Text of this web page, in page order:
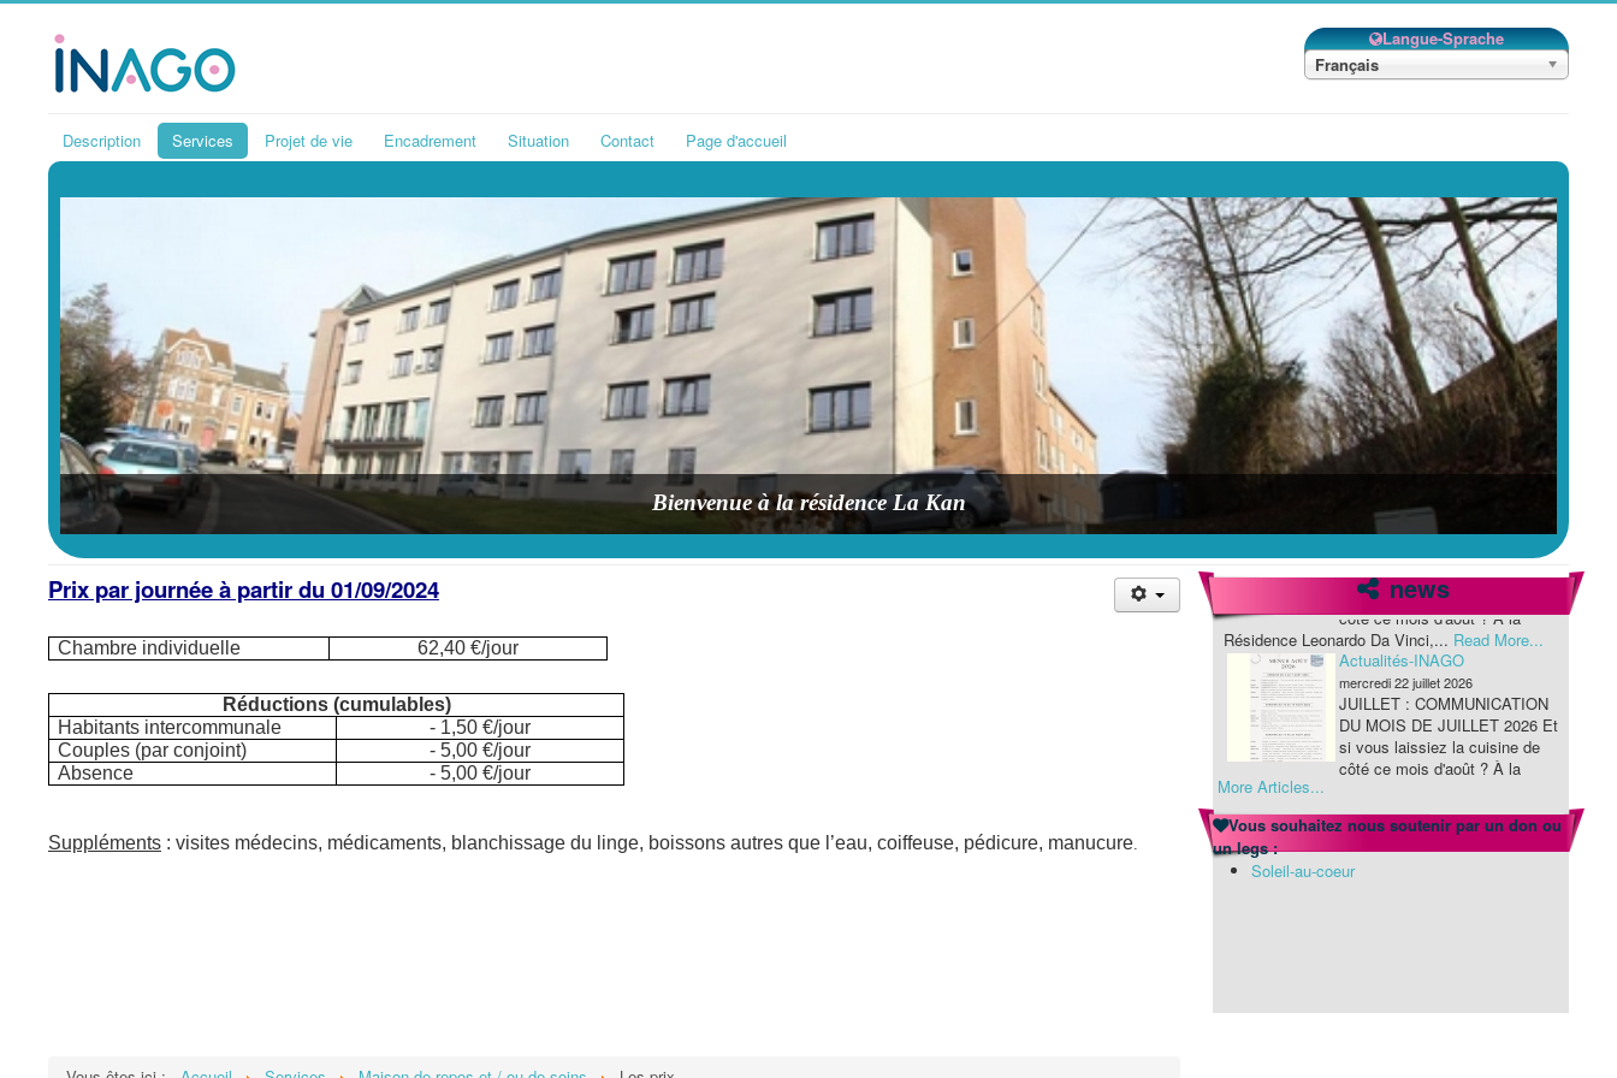
Langue-Sprache
Français
Description Services Projet de vie Encadrement Situation Contact Page d'accueil
Bienvenue à la résidence La Kan
Prix par journée à partir du 01/09/2024
Chambre individuelle 62,40 €/jour
Réductions (cumulables)
Habitants intercommunale
- 1,50 €/jour
Couples (par conjoint)
- 5,00 €/jour
Absence
- 5,00 €/jour
Suppléments : visites médecins, médicaments, blanchissage du linge, boissons autres que l’eau, coiffeuse, pédicure, manucure
news
JUILLET : COMMUNICATION
DU MOIS DE JUILLET 2026 Et
si vous laissiez la cuisine de
Actualités-INAGO
mercredi 22 juillet 2026
JUILLET : COMMUNICATION
DU MOIS DE JUILLET 2026 Et
si vous laissiez la cuisine de
côté ce mois d'août ? À la
Résidence Leonardo Da Vinci,...Read More...
More Articles...
Vous souhaitez nous soutenir par un don ou
un legs :
Soleil-au-coeur